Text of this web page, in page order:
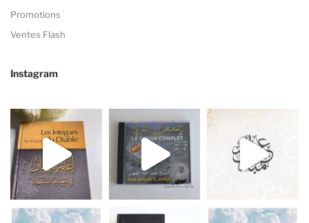
Promotions
Ventes Flash
Instagram